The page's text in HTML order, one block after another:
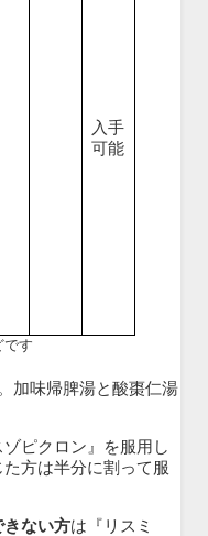
入手
可能
です
加味帰脾湯と酸棗仁湯
ゾピクロン 』を服用し
方は半分に割って服
きない方は『 リスミ